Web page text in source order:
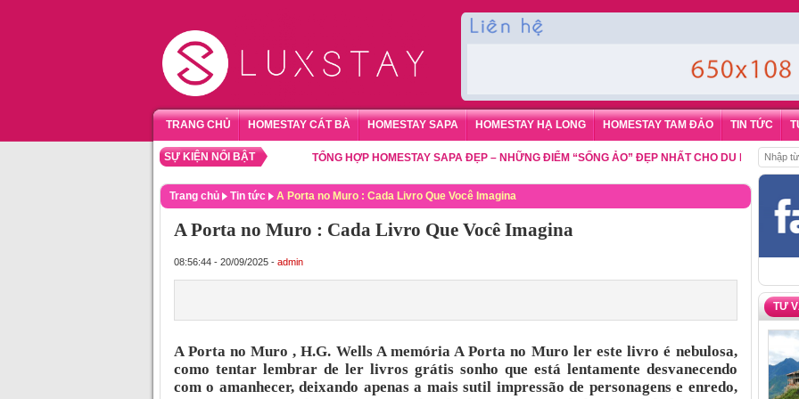
TRANG CHỦ HOMESTAY CÁT BÀ HOMESTAY SAPA HOMESTAY HẠ LONG HOMESTAY TAM ĐẢO TIN TỨC
SỰ KIỆN NỔI BẬT TỔNG HỢP HOMESTAY SAPA ĐẸP – NHỮNG ĐIỂM “SỐNG ẢO” ĐẸP NHẤT CHO DU KHÁCH ĐẶT
Trang chủ Tin tức A Porta no Muro : Cada Livro Que Você Imagina
A Porta no Muro : Cada Livro Que Você Imagina
08:56:44 - 20/09/2025 - admin
A Porta no Muro , H.G. Wells A memória A Porta no Muro ler este livro é nebulosa,
como tentar lembrar de ler livros grátis sonho que está lentamente desvanecendo
com o amanhecer, deixando apenas a mais sutil impressão de personagens e enredo,
TƯ